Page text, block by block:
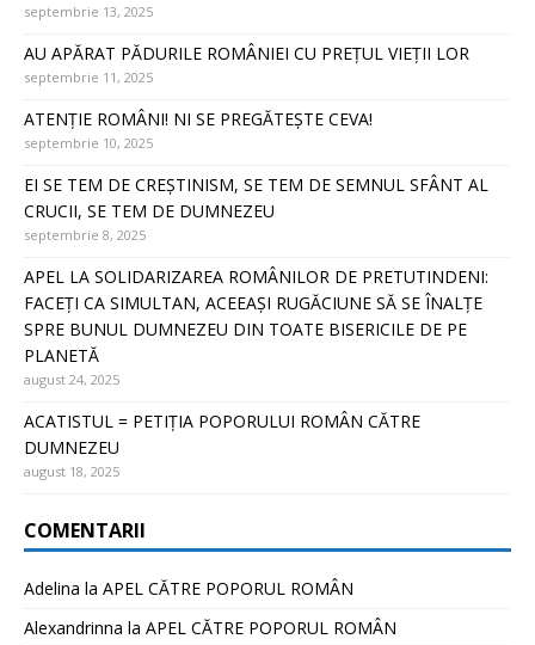
septembrie 13, 2025
AU APĂRAT PĂDURILE ROMÂNIEI CU PREȚUL VIEȚII LOR
septembrie 11, 2025
ATENȚIE ROMÂNI! NI SE PREGĂTEȘTE CEVA!
septembrie 10, 2025
EI SE TEM DE CREȘTINISM, SE TEM DE SEMNUL SFÂNT AL
CRUCII, SE TEM DE DUMNEZEU
septembrie 8, 2025
APEL LA SOLIDARIZAREA ROMÂNILOR DE PRETUTINDENI:
FACEȚI CA SIMULTAN, ACEEAȘI RUGĂCIUNE SĂ SE ÎNALȚE
SPRE BUNUL DUMNEZEU DIN TOATE BISERICILE DE PE
PLANETĂ
august 24, 2025
ACATISTUL = PETIȚIA POPORULUI ROMÂN CĂTRE
DUMNEZEU
august 18, 2025
COMENTARII
Adelina la APEL CĂTRE POPORUL ROMÂN
Alexandrinna la APEL CĂTRE POPORUL ROMÂN